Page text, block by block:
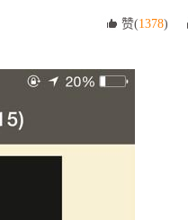
赞(1378)